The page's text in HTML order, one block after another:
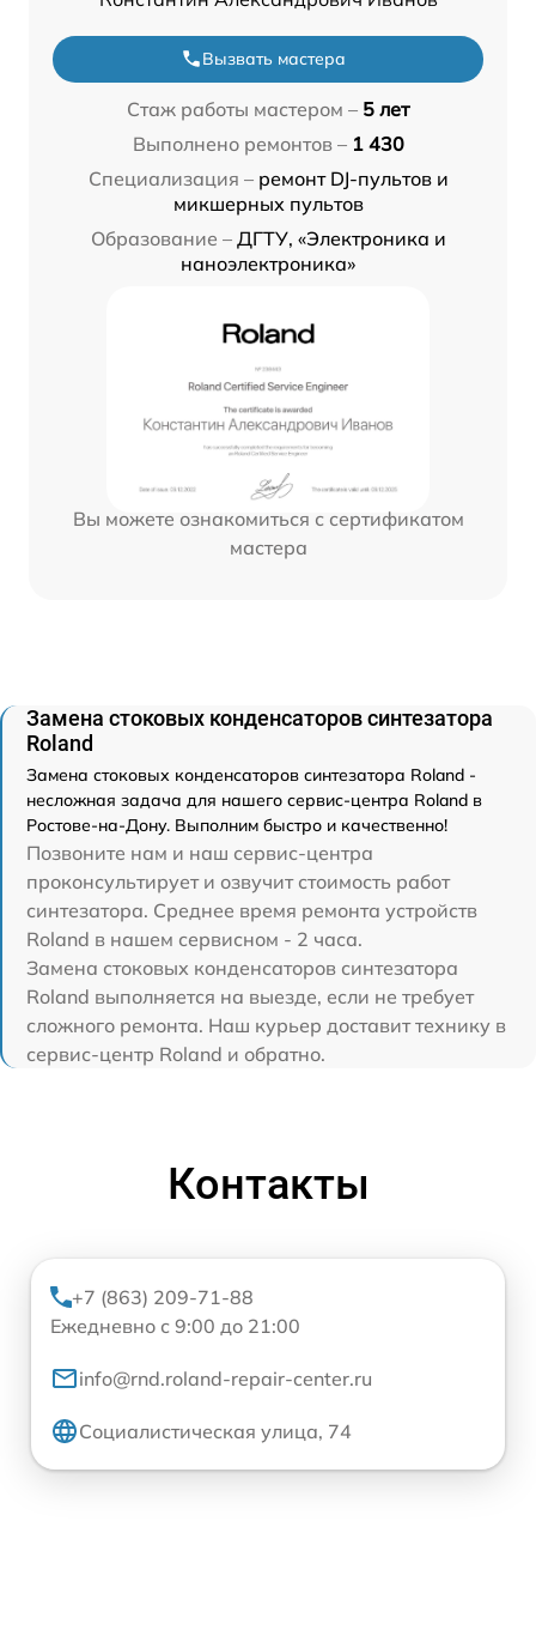
Вызвать мастера
Стаж работы мастером – 5 лет
Выполнено ремонтов – 1 430
Специализация – ремонт DJ-пультов и
микшерных пультов
Образование – ДГТУ, «Электроника и
наноэлектроника»
Вы можете ознакомиться с сертификатом
мастера
Замена стоковых конденсаторов синтезатора
Roland
Замена стоковых конденсаторов синтезатора Roland -
несложная задача для нашего сервис-центра Roland в
Ростове-на-Дону. Выполним быстро и качественно!
Позвоните нам и наш сервис-центра
проконсультирует и озвучит стоимость работ
синтезатора. Среднее время ремонта устройств
Roland в нашем сервисном - 2 часа.
Замена стоковых конденсаторов синтезатора
Roland выполняется на выезде, если не требует
сложного ремонта. Наш курьер доставит технику в
сервис-центр Roland и обратно.
Контакты
+7 (863) 209-71-88
Ежедневно с 9:00 до 21:00
info@rnd.roland-repair-center.ru
Социалистическая улица, 74